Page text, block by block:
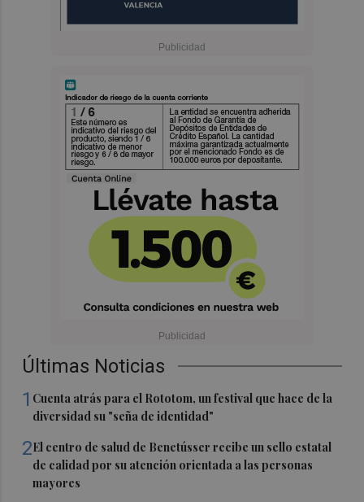
Últimas Noticias
1 Cuenta atrás para el Rototom, un festival que hace de la
diversidad su "seña de identidad"
2El centro de salud de Benetússer recibe un sello estatal
de calidad por su atención orientada a las personas
mayores